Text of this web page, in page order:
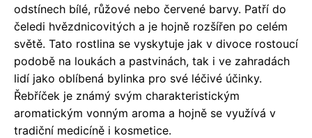
odstínech bílé, růžové nebo červené barvy. Patří do
čeledi hvězdnicovitých a je hojně rozšířen po celém
světě. Tato rostlina se vyskytuje jak v divoce rostoucí
podobě na loukách a pastvinách, tak i ve zahradách
lidí jako oblíbená bylinka pro své léčivé účinky.
Řebříček je známý svým charakteristickým
aromatickým vonným aroma a hojně se využívá v
tradiční medicíně i kosmetice.